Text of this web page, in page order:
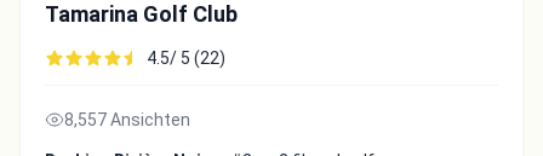
Tamarina Golf Club
4.5/ 5 (22)
8,557 Ansichten